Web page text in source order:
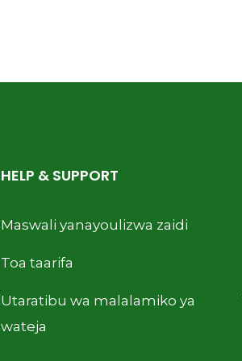
HELP & SUPPORT
Maswali yanayoulizwa zaidi
Toa taarifa
Utaratibu wa malalamiko ya
wateja